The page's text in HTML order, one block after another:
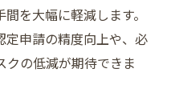
を大幅に軽減します。
定申請の精度向上や、必
クの低減が期待できま